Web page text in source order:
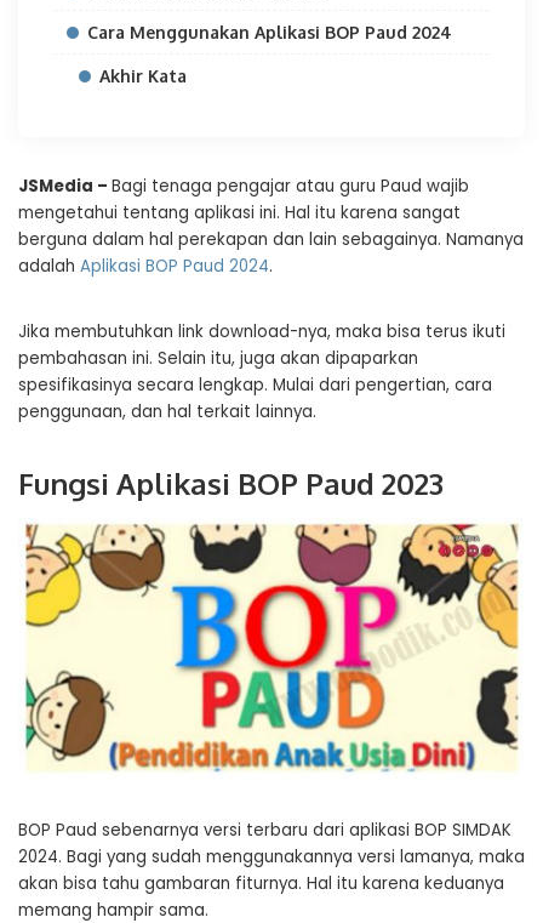
Cara Menggunakan Aplikasi BOP Paud 2024
Akhir Kata
JSMedia – Bagi tenaga pengajar atau guru Paud wajib
mengetahui tentang aplikasi ini. Hal itu karena sangat
berguna dalam hal perekapan dan lain sebagainya. Namanya
adalah Aplikasi BOP Paud 2024.
Jika membutuhkan link download-nya, maka bisa terus ikuti
pembahasan ini. Selain itu, juga akan dipaparkan
spesifikasinya secara lengkap. Mulai dari pengertian, cara
penggunaan, dan hal terkait lainnya.
Fungsi Aplikasi BOP Paud 2023
BOP Paud sebenarnya versi terbaru dari aplikasi BOP SIMDAK
2024. Bagi yang sudah menggunakannya versi lamanya, maka
akan bisa tahu gambaran fiturnya. Hal itu karena keduanya
memang hampir sama.